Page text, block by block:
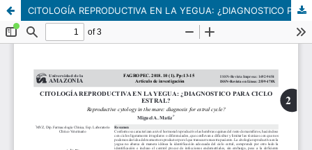
CITOLOGÍA REPRODUCTIVA EN LA YEGUA: ¿DIAGNOSTICO PARA CICLO ESTRAL?